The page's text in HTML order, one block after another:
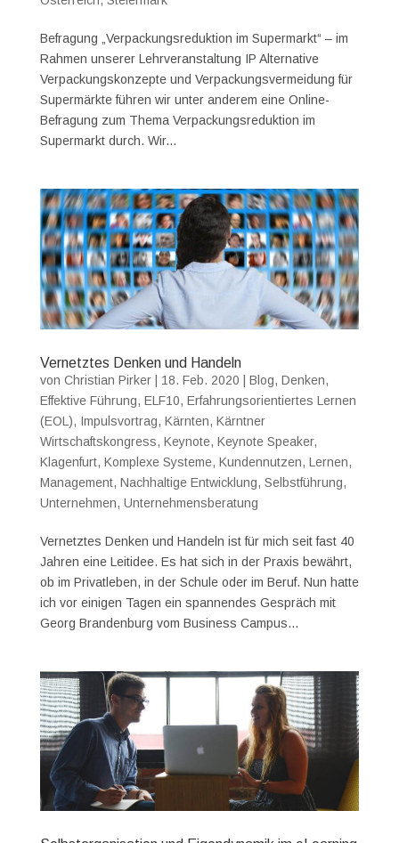
Befragung „Verpackungsreduktion im Supermarkt“ – im
Rahmen unserer Lehrveranstaltung IP Alternative
Verpackungskonzepte und Verpackungsvermeidung für
Supermärkte führen wir unter anderem eine Online-
Befragung zum Thema Verpackungsreduktion im
Supermarkt durch. Wir...
Vernetztes Denken und Handeln
von Christian Pirker| 18. Feb. 2020 | Blog, Denken,
Effektive Führung, ELF10, Erfahrungsorientiertes Lernen
(EOL), Impulsvortrag, Kärnten, Kärntner
Wirtschaftskongress, Keynote, Keynote Speaker,
Klagenfurt, Komplexe Systeme, Kundennutzen, Lernen,
Management, Nachhaltige Entwicklung, Selbstführung,
Unternehmen, Unternehmensberatung
Vernetztes Denken und Handeln ist für mich seit fast 40
Jahren eine Leitidee. Es hat sich in der Praxis bewährt,
ob im Privatleben, in der Schule oder im Beruf. Nun hatte
ich vor einigen Tagen ein spannendes Gespräch mit
Georg Brandenburg vom Business Campus...